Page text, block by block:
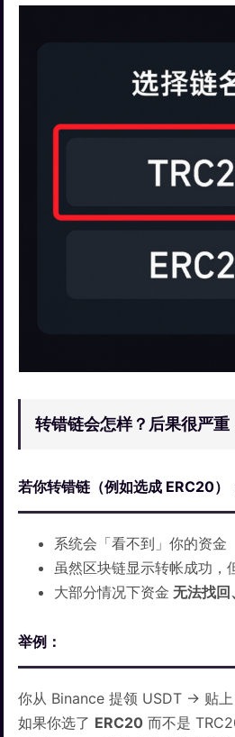
转错链会怎样？后果很严重
若你转错链（例如选成 ERC20）
系统会「看不到」你的资金
虽然区块链显示转帐成功，
大部分情况下资金 无法找回
举例：
你从 Binance 提领 USDT → 贴
如果你选了 ERC20 而不是